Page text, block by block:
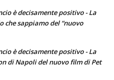
è decisamente positivo - La
che sappiamo del “nuovo
è decisamente positivo - La
di Napoli del nuovo film di Pet